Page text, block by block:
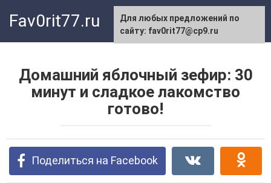
Fav0rit77.ru
Домашний яблочный зефир: 30
минут и сладкое лакомство
готово!
Поделиться на Facebook
Для любых предложений по
сайту: fav0rit77@cp9.ru